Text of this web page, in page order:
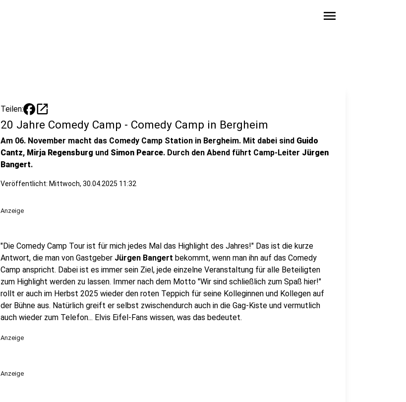
menu
Teilen: open_in_new
20 Jahre Comedy Camp - Comedy Camp in Bergheim
Am 06. November macht das Comedy Camp Station in Bergheim. Mit dabei sind Guido
Cantz, Mirja Regensburg und Simon Pearce. Durch den Abend führt Camp-Leiter Jürgen
Bangert.
Veröffentlicht: Mittwoch, 30.04.2025 11:32
Anzeige
"Die Comedy Camp Tour ist für mich jedes Mal das Highlight des Jahres!" Das ist die kurze
Antwort, die man von Gastgeber Jürgen Bangert bekommt, wenn man ihn auf das Comedy
Camp anspricht. Dabei ist es immer sein Ziel, jede einzelne Veranstaltung für alle Beteiligten
zum Highlight werden zu lassen. Immer nach dem Motto "Wir sind schließlich zum Spaß hier!"
rollt er auch im Herbst 2025 wieder den roten Teppich für seine Kolleginnen und Kollegen auf
der Bühne aus. Natürlich greift er selbst zwischendurch auch in die Gag-Kiste und vermutlich
auch wieder zum Telefon... Elvis Eifel-Fans wissen, was das bedeutet.
Anzeige
Anzeige